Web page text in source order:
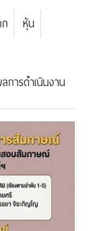
หุ้น
การดำเนินงาน